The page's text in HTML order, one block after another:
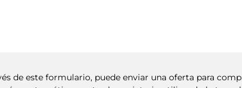
de este formulario, puede enviar una oferta para